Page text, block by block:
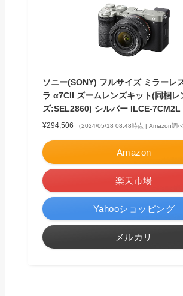
ソニー(SONY) フルサイズ ミラーレ
ラ α7CII ズームレンズキット(同梱レ
ズ:SEL2860) シルバー ILCE-7CM2L
¥294,506 （2024/05/18 08:48時点 | Amazon調べ
Amazon
楽天市場
Yahooショッピング
メルカリ